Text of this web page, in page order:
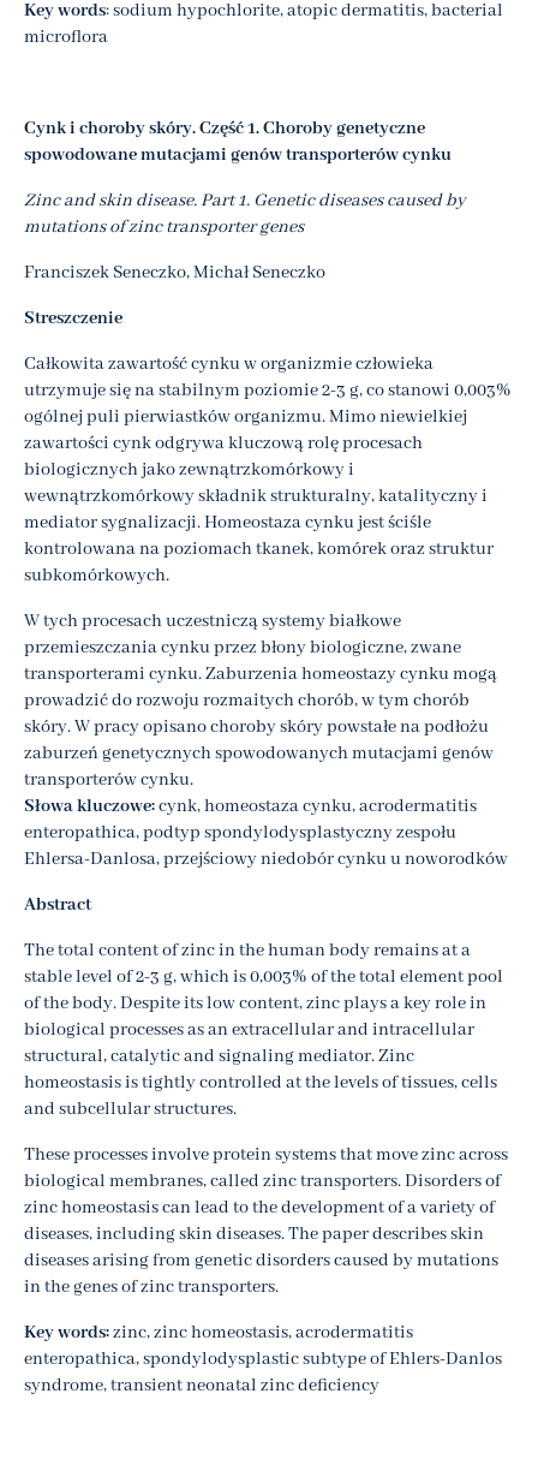
Key words: sodium hypochlorite, atopic dermatitis, bacterial
microflora
Cynk i choroby skóry. Część 1. Choroby genetyczne
spowodowane mutacjami genów transporterów cynku
Zinc and skin disease. Part 1. Genetic diseases caused by
mutations of zinc transporter genes
Franciszek Seneczko, Michał Seneczko
Streszczenie
Całkowita zawartość cynku w organizmie człowieka
utrzymuje się na stabilnym poziomie 2-3 g, co stanowi 0,003%
ogólnej puli pierwiastków organizmu. Mimo niewielkiej
zawartości cynk odgrywa kluczową rolę procesach
biologicznych jako zewnątrzkomórkowy i
wewnątrzkomórkowy składnik strukturalny, katalityczny i
mediator sygnalizacji. Homeostaza cynku jest ściśle
kontrolowana na poziomach tkanek, komórek oraz struktur
subkomórkowych.
W tych procesach uczestniczą systemy białkowe
przemieszczania cynku przez błony biologiczne, zwane
transporterami cynku. Zaburzenia homeostazy cynku mogą
prowadzić do rozwoju rozmaitych chorób, w tym chorób
skóry. W pracy opisano choroby skóry powstałe na podłożu
zaburzeń genetycznych spowodowanych mutacjami genów
transporterów cynku.
Słowa kluczowe:cynk, homeostaza cynku, acrodermatitis
enteropathica, podtyp spondylodysplastyczny zespołu
Ehlersa-Danlosa, przejściowy niedobór cynku u noworodków
Abstract
The total content of zinc in the human body remains at a
stable level of 2-3 g, which is 0,003% of the total element pool
of the body. Despite its low content, zinc plays a key role in
biological processes as an extracellular and intracellular
structural, catalytic and signaling mediator. Zinc
homeostasis is tightly controlled at the levels of tissues, cells
and subcellular structures.
These processes involve protein systems that move zinc across
biological membranes, called zinc transporters. Disorders of
zinc homeostasis can lead to the development of a variety of
diseases, including skin diseases. The paper describes skin
diseases arising from genetic disorders caused by mutations
in the genes of zinc transporters.
Key words:zinc, zinc homeostasis, acrodermatitis
enteropathica, spondylodysplastic subtype of Ehlers-Danlos
syndrome, transient neonatal zinc deficiency